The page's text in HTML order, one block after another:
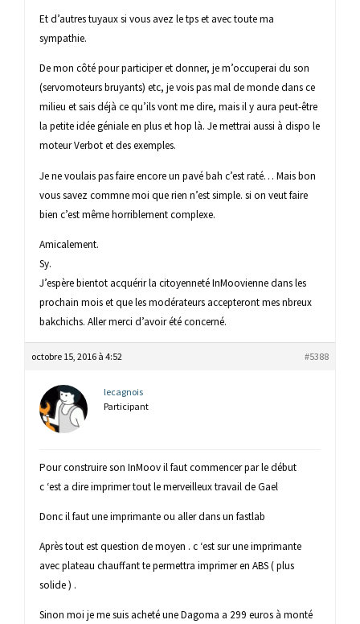
Et d’autres tuyaux si vous avez le tps et avec toute ma
sympathie.
De mon côté pour participer et donner, je m’occuperai du son
(servomoteurs bruyants) etc, je vois pas mal de monde dans ce
milieu et sais déjà ce qu’ils vont me dire, mais il y aura peut-être
la petite idée géniale en plus et hop là. Je mettrai aussi à dispo le
moteur Verbot et des exemples.
Je ne voulais pas faire encore un pavé bah c’est raté… Mais bon
vous savez commne moi que rien n’est simple. si on veut faire
bien c’est même horriblement complexe.
Amicalement.
Sy.
J’espère bientot acquérir la citoyenneté InMoovienne dans les
prochain mois et que les modérateurs accepteront mes nbreux
bakchichs. Aller merci d’avoir été concerné.
octobre 15, 2016 à 4:52 #5388
lecagnois
Participant
Pour construire son InMoov il faut commencer par le début
c ‘est a dire imprimer tout le merveilleux travail de Gael
Donc il faut une imprimante ou aller dans un fastlab
Après tout est question de moyen . c ‘est sur une imprimante
avec plateau chauffant te permettra imprimer en ABS ( plus
solide ) .
Sinon moi je me suis acheté une Dagoma a 299 euros à monté